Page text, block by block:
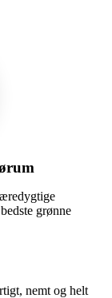
grønne
nemt og helt